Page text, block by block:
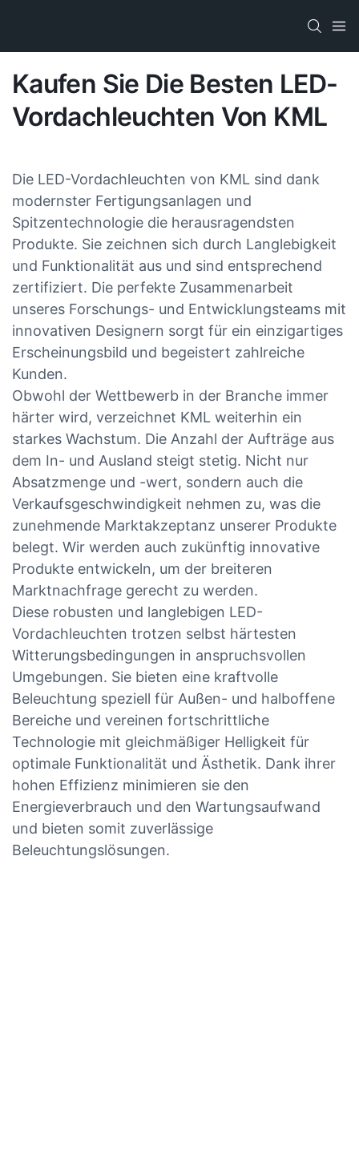
Kaufen Sie Die Besten LED-
Vordachleuchten Von KML
Die LED-Vordachleuchten von KML sind dank
modernster Fertigungsanlagen und
Spitzentechnologie die herausragendsten
Produkte. Sie zeichnen sich durch Langlebigkeit
und Funktionalität aus und sind entsprechend
zertifiziert. Die perfekte Zusammenarbeit
unseres Forschungs- und Entwicklungsteams mit
innovativen Designern sorgt für ein einzigartiges
Erscheinungsbild und begeistert zahlreiche
Kunden.
Obwohl der Wettbewerb in der Branche immer
härter wird, verzeichnet KML weiterhin ein
starkes Wachstum. Die Anzahl der Aufträge aus
dem In- und Ausland steigt stetig. Nicht nur
Absatzmenge und -wert, sondern auch die
Verkaufsgeschwindigkeit nehmen zu, was die
zunehmende Marktakzeptanz unserer Produkte
belegt. Wir werden auch zukünftig innovative
Produkte entwickeln, um der breiteren
Marktnachfrage gerecht zu werden.
Diese robusten und langlebigen LED-
Vordachleuchten trotzen selbst härtesten
Witterungsbedingungen in anspruchsvollen
Umgebungen. Sie bieten eine kraftvolle
Beleuchtung speziell für Außen- und halboffene
Bereiche und vereinen fortschrittliche
Technologie mit gleichmäßiger Helligkeit für
optimale Funktionalität und Ästhetik. Dank ihrer
hohen Effizienz minimieren sie den
Energieverbrauch und den Wartungsaufwand
und bieten somit zuverlässige
Beleuchtungslösungen.